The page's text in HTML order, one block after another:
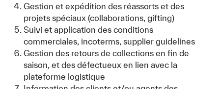
Gestion et expédition des réassorts et des
projets spéciaux (collaborations, gifting)
Suivi et application des conditions
commerciales, incoterms, supplier guidelines
Gestion des retours de collections en fin de
saison, et des défectueux en lien avec la
plateforme logistique